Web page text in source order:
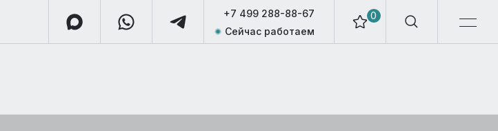
0
+7 499 288-88-67
Сейчас работаем